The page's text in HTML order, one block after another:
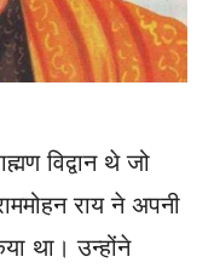
विद्वान थे जो
राय ने अपनी
था। उन्होंने